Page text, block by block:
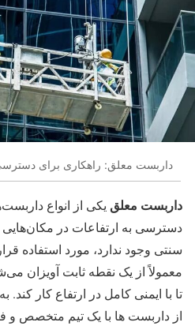
داربست معلق: راهکاری برای
داربست معلق یکی از انواع
دسترسی به ارتفاعات در
سنتی وجود ندارد، مورد استفاده
معمولاً از یک نقطه ثابت آویزان
تا با ایمنی کامل در ارتفاع کار
از داربست ها با یک تیم متخصص و